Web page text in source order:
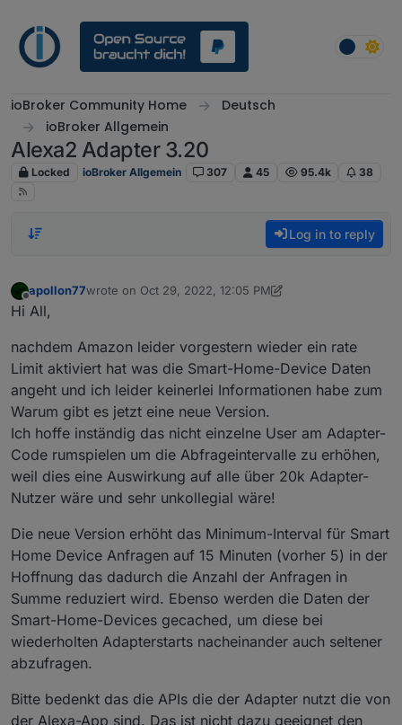
ioBroker Community Home
Deutsch
ioBroker Allgemein
Alexa2 Adapter 3.20
Locked ioBroker Allgemein 307 45 95.4k 38
Log in to reply
Offline
apollon77wrote on Oct 29, 2022, 12:05 PM
last edited by apollon77 Oct 31, 2022, 8:14 AM
Hi All,
nachdem Amazon leider vorgestern wieder ein rate
Limit aktiviert hat was die Smart-Home-Device Daten
angeht und ich leider keinerlei Informationen habe zum
Warum gibt es jetzt eine neue Version.
Ich hoffe inständig das nicht einzelne User am Adapter-
Code rumspielen um die Abfrageintervalle zu erhöhen,
weil dies eine Auswirkung auf alle über 20k Adapter-
Nutzer wäre und sehr unkollegial wäre!
Die neue Version erhöht das Minimum-Interval für Smart
Home Device Anfragen auf 15 Minuten (vorher 5) in der
Hoffnung das dadurch die Anzahl der Anfragen in
Summe reduziert wird. Ebenso werden die Daten der
Smart-Home-Devices gecached, um diese bei
wiederholten Adapterstarts nacheinander auch seltener
abzufragen.
Bitte bedenkt das die APIs die der Adapter nutzt die von
der Alexa-App sind. Das ist nicht dazu geeignet den